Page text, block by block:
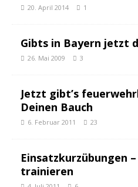
20. April 2014 1
Gibts in Bayern jetzt
26. Mai 2009 3
Jetzt gibt’s
Deinen Bauch
6. Februar 2011 23
Einsatzkurzübungen
trainieren